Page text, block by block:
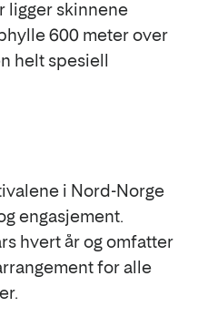
ligger skinnene
600 meter over
helt spesiell
i Nord-Norge
engasjement.
hvert år og omfatter
for alle